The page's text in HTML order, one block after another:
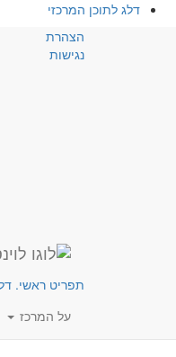
דלג לתוכן המרכזי
הצהרת
נגישות
תפריט ראשי.
על המרכז